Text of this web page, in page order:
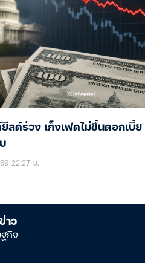
ลด์ร่วง เก็งเฟดไม่ขึ้นดอกเบี้ย
22:27 น.
าว
ฐกิจ